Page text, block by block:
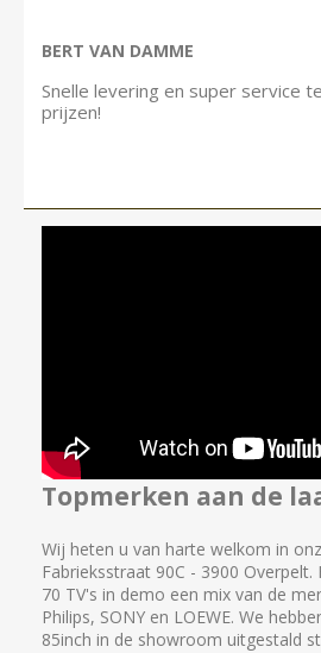
BERT VAN DAMME
Snelle levering en super service
prijzen!
Topmerken aan de
Wij heten u van harte welkom in
Fabrieksstraat 90C - 3900
70 TV's in demo een mix van de
Philips, SONY en LOEWE. We
85inch in de showroom uitgestald